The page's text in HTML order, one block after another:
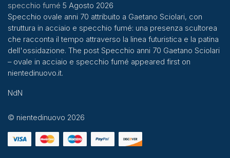
specchio fumé 5 Agosto 2026
Specchio ovale anni 70 attribuito a Gaetano Sciolari, con
struttura in acciaio e specchio fumé: una presenza scultorea
che racconta il tempo attraverso la linea futuristica e la patina
dell'ossidazione. The post Specchio anni 70 Gaetano Sciolari
– ovale in acciaio e specchio fumé appeared first on
nientedinuovo.it.
NdN
© nientedinuovo 2026